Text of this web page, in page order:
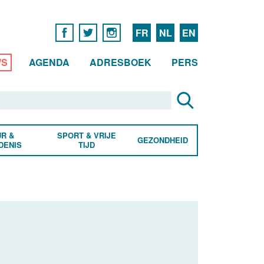
FR NL EN
AGENDA ADRESBOEK PERS
&
SPORT & VRIJE
TIJD
GEZONDHEID